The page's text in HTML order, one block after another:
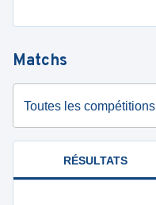
Matchs
Toutes les compétitions
RÉSULTATS